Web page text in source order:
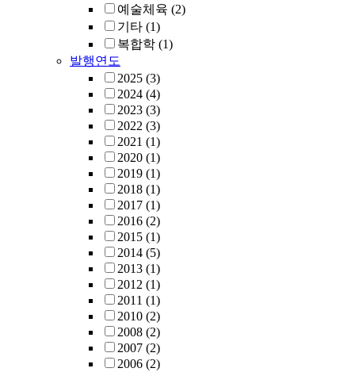
예술체육 (2)
기타 (1)
복합학 (1)
발행연도
2025 (3)
2024 (4)
2023 (3)
2022 (3)
2021 (1)
2020 (1)
2019 (1)
2018 (1)
2017 (1)
2016 (2)
2015 (1)
2014 (5)
2013 (1)
2012 (1)
2011 (1)
2010 (2)
2008 (2)
2007 (2)
2006 (2)